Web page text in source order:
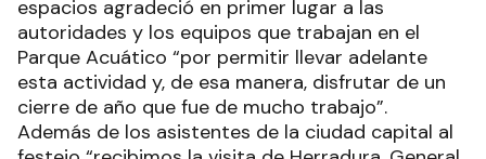
espacios agradeció en primer lugar a las
autoridades y los equipos que trabajan en el
Parque Acuático “por permitir llevar adelante
esta actividad y, de esa manera, disfrutar de un
cierre de año que fue de mucho trabajo”.
Además de los asistentes de la ciudad capital al